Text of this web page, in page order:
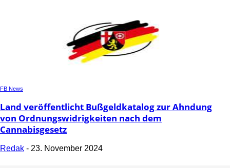
FB News
Land veröffentlicht Bußgeldkatalog zur Ahndung
von Ordnungswidrigkeiten nach dem
Cannabisgesetz
Redak - 23. November 2024